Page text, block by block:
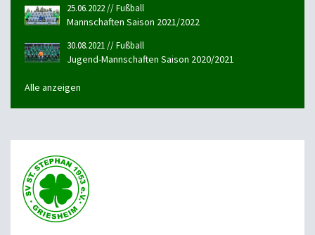
25.06.2022 // Fußball
Mannschaften Saison 2021/2022
30.08.2021 // Fußball
Jugend-Mannschaften Saison 2020/2021
Alle anzeigen